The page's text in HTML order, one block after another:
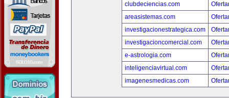
clubdeciencias.com
areasistemas.com
investigacionestrategica.com
investigacioncomercial.com
e-astrologia.com
inteligenciavirtual.com
imagenesmedicas.com